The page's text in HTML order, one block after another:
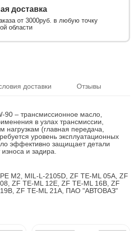
доставка
от 3000руб. в любую точку
области
доставки Отзывы
90 – трансмиссионное масло,
в узлах трансмиссии,
нагрузкам (главная передача,
уровень эксплуатационных
эффективно защищает детали
и задира.
M2, MIL-L-2105D, ZF TE-ML 05A, ZF
ZF TE-ML 12E, ZF TE-ML 16B, ZF
ZF TE-ML 21A, ПАО "АВТОВАЗ"